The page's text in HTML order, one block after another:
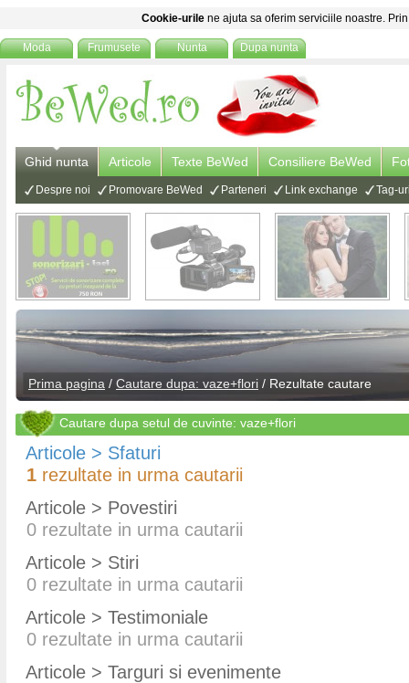
Cookie-urile ne ajuta sa oferim serviciile noastre.
Moda Frumusete Nunta Dupa nunta
Ghid nunta Articole Texte BeWed Consiliere BeWed
Despre noi Promovare BeWed Parteneri Link exchange Tag-
Prima pagina / Cautare dupa: vaze+flori / Rezultate cautare
Cautare dupa setul de cuvinte: vaze+flori
Articole > Sfaturi
1 rezultate in urma cautarii
Articole > Povestiri
0 rezultate in urma cautarii
Articole > Stiri
0 rezultate in urma cautarii
Articole > Testimoniale
0 rezultate in urma cautarii
Articole > Targuri si evenimente